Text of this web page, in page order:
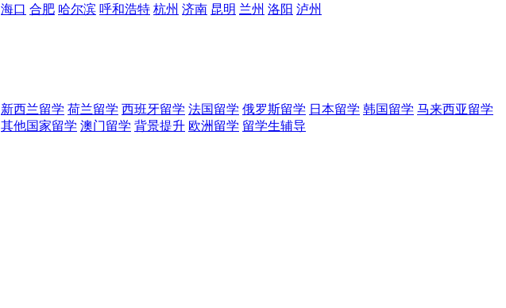
海口 合肥 哈尔滨 呼和浩特 杭州 济南 昆明 兰州 洛阳 泸州
新西兰留学 荷兰留学 西班牙留学 法国留学 俄罗斯留学 日本留学 韩国留学 马来西亚留学
其他国家留学 澳门留学 背景提升 欧洲留学 留学生辅导